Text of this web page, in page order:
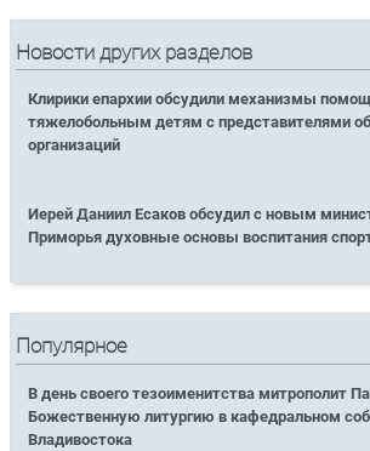
Новости других разделов
Клирики епархии обсудили механизмы
тяжелобольным детям с представителями
организаций
Иерей Даниил Есаков обсудил с новым
Приморья духовные основы воспитания
Популярное
В день своего тезоименитства митрополит
Божественную литургию в кафедральном
Владивостока